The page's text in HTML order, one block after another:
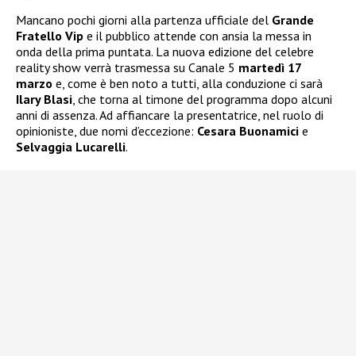
Mancano pochi giorni alla partenza ufficiale del Grande
Fratello Vip e il pubblico attende con ansia la messa in
onda della prima puntata. La nuova edizione del celebre
reality show verrà trasmessa su Canale 5 martedì 17
marzo e, come è ben noto a tutti, alla conduzione ci sarà
Ilary Blasi , che torna al timone del programma dopo alcuni
anni di assenza. Ad affiancare la presentatrice, nel ruolo di
opinioniste, due nomi d’eccezione: Cesara Buonamici e
Selvaggia Lucarelli.